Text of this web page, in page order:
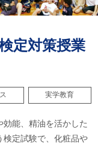
定対策授業
実学教育
能、精油を活かした
検定試験で、化粧品や